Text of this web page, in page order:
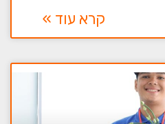
קרא עוד »